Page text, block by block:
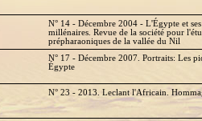
N° 14 - Décembre 2004 - L'Égypte et
millénaires. Revue de la société pour
prépharaoniques de la vallée du Nil
N° 17 - Décembre 2007. Portraits: Les
Égypte
N° 23 - 2013. Leclant l'Africain.